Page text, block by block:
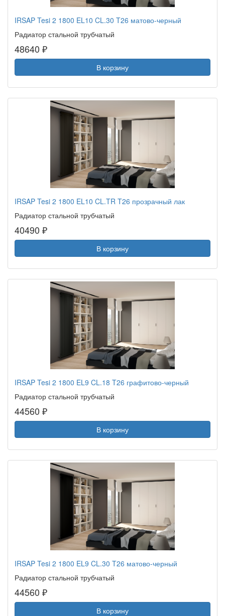
IRSAP Tesi 2 1800 EL10 CL.30 T26 матово-черный
Радиатор стальной трубчатый
48640 ₽
В корзину
IRSAP Tesi 2 1800 EL10 CL.TR T26 прозрачный лак
Радиатор стальной трубчатый
40490 ₽
В корзину
IRSAP Tesi 2 1800 EL9 CL.18 T26 графитово-черный
Радиатор стальной трубчатый
44560 ₽
В корзину
IRSAP Tesi 2 1800 EL9 CL.30 T26 матово-черный
Радиатор стальной трубчатый
44560 ₽
В корзину